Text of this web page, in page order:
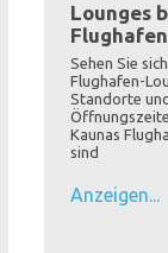
Lounges
Flughafen
Sehen Sie
Flughafen-
Standorte und
Kaunas
sind
Anzeigen...